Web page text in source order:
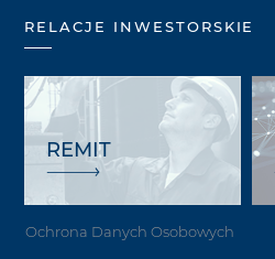
RELACJE INWESTORSKIE
REMIT
Ochrona Danych Osobowych